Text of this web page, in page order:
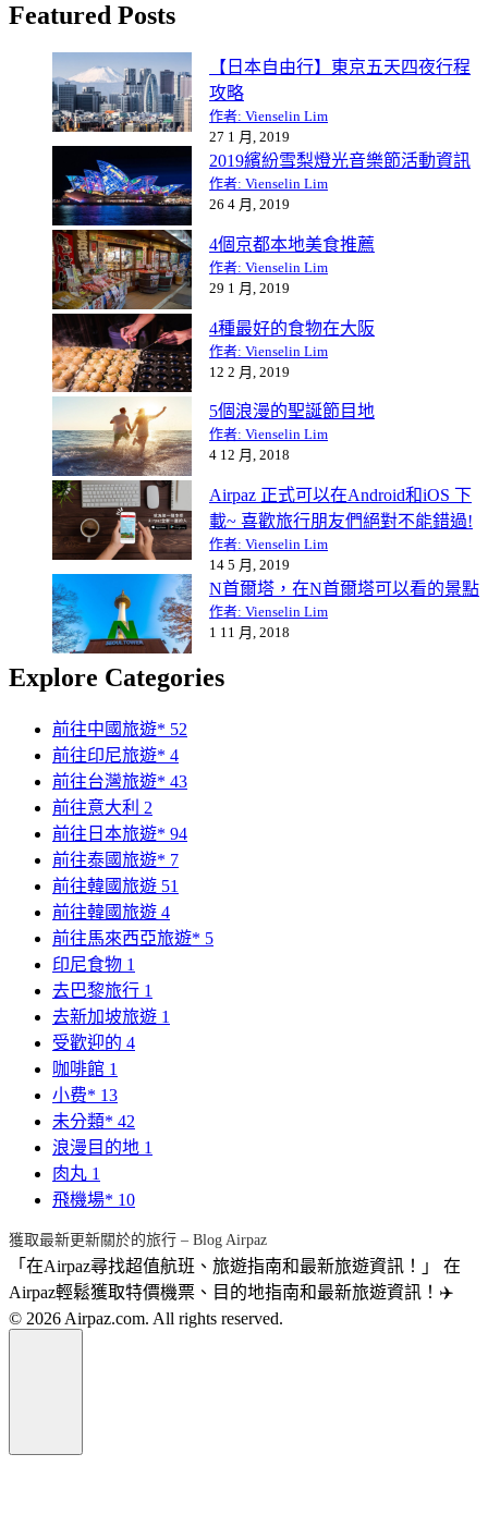
Featured Posts
【日本自由行】東京五天四夜行程
攻略
作者: Vienselin Lim
27 1 月, 2019
2019繽紛雪梨燈光音樂節活動資訊
作者: Vienselin Lim
26 4 月, 2019
4個京都本地美食推薦
作者: Vienselin Lim
29 1 月, 2019
4種最好的食物在大阪
作者: Vienselin Lim
12 2 月, 2019
5個浪漫的聖誕節目地
作者: Vienselin Lim
4 12 月, 2018
Airpaz 正式可以在Android和iOS 下
載~ 喜歡旅行朋友們絕對不能錯過!
作者: Vienselin Lim
14 5 月, 2019
N首爾塔，在N首爾塔可以看的景點
作者: Vienselin Lim
1 11 月, 2018
Explore Categories
前往中國旅遊* 52
前往印尼旅遊* 4
前往台灣旅遊* 43
前往意大利 2
前往日本旅遊* 94
前往泰國旅遊* 7
前往韓國旅遊 51
前往韓國旅遊 4
前往馬來西亞旅遊* 5
印尼食物 1
去巴黎旅行 1
去新加坡旅遊 1
受歡迎的 4
咖啡館 1
小费* 13
未分類* 42
浪漫目的地 1
肉丸 1
飛機場* 10
獲取最新更新關於的旅行 – Blog Airpaz
「在Airpaz尋找超值航班、旅遊指南和最新旅遊資訊！」 在
Airpaz輕鬆獲取特價機票、目的地指南和最新旅遊資訊！✈️
© 2026 Airpaz.com. All rights reserved.